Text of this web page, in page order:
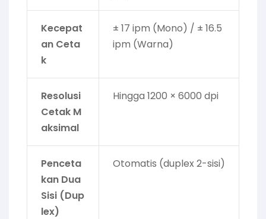
Kecepat
an Ceta
k
± 17 ipm (Mono) / ± 16.5
ipm (Warna)
Resolusi
Cetak M
aksimal
Hingga 1200 × 6000 dpi
Penceta
kan Dua
Sisi (Dup
lex)
Otomatis (duplex 2-sisi)